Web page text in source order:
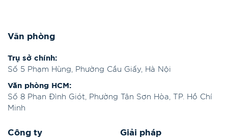
Văn phòng
Trụ sở chính:
Số 5 Phạm Hùng, Phường Cầu Giấy, Hà Nội
Văn phòng HCM:
Số 8 Phan Đình Giót, Phường Tân Sơn Hòa, TP. Hồ Chí
Minh
Công ty Giải pháp